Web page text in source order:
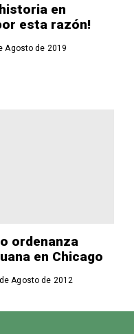
en
esta razón!
Agosto de 2019
ordenanza
en Chicago
Agosto de 2012